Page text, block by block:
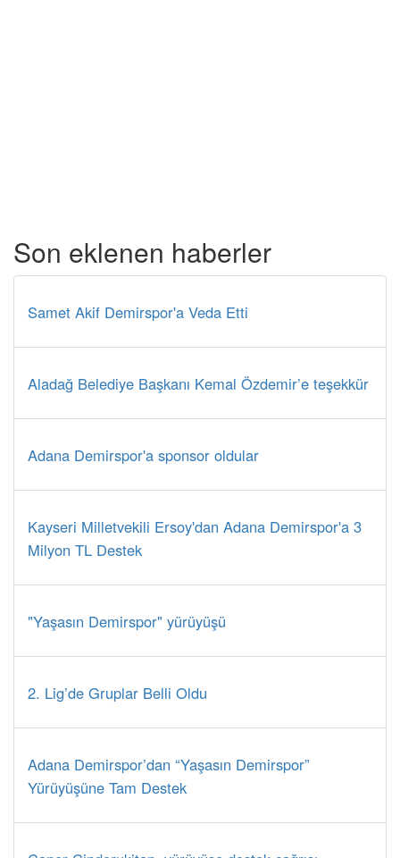
Son eklenen haberler
Samet Akif Demirspor'a Veda Etti
Aladağ Belediye Başkanı Kemal Özdemir’e teşekkür
Adana Demirspor'a sponsor oldular
Kayseri Milletvekili Ersoy'dan Adana Demirspor'a 3
Milyon TL Destek
"Yaşasın Demirspor" yürüyüşü
2. Lig’de Gruplar Belli Oldu
Adana Demirspor’dan “Yaşasın Demirspor”
Yürüyüşüne Tam Destek